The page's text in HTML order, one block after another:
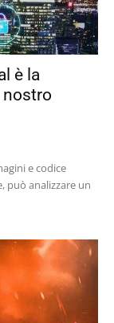
è la
nostro
e codice
può analizzare un